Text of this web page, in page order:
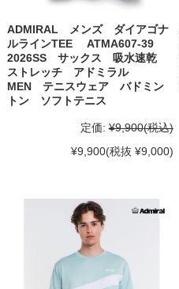
ADMIRAL メンズ ダイアゴナ
ルラインTEE ATMA607-39
2026SS サックス 吸水速乾
ストレッチ アドミラル
MEN テニスウェア バドミン
トン ソフトテニス
定価: ¥9,900(税込)
¥9,900(税抜 ¥9,000)